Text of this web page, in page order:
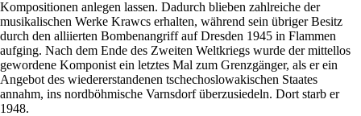
Kompositionen anlegen lassen. Dadurch blieben zahlreiche der
musikalischen Werke Krawcs erhalten, während sein übriger Besitz
durch den alliierten Bombenangriff auf Dresden 1945 in Flammen
aufging. Nach dem Ende des Zweiten Weltkriegs wurde der mittellos
gewordene Komponist ein letztes Mal zum Grenzgänger, als er ein
Angebot des wiedererstandenen tschechoslowakischen Staates
annahm, ins nordböhmische Varnsdorf überzusiedeln. Dort starb er
1948.